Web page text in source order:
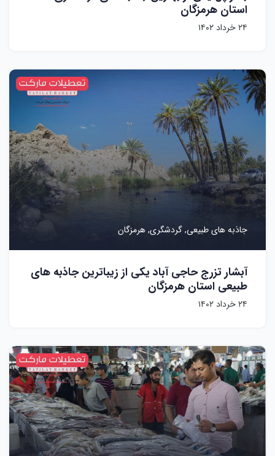
استان هرمزگان
۲۴ خرداد ۱۴۰۲
جاذبه های طبیعی,گردشگری,هرمزگان
آبشار تزرج حاجی آباد یکی از زیباترین جاذبه های
طبیعی استان هرمزگان
۲۴ خرداد ۱۴۰۲